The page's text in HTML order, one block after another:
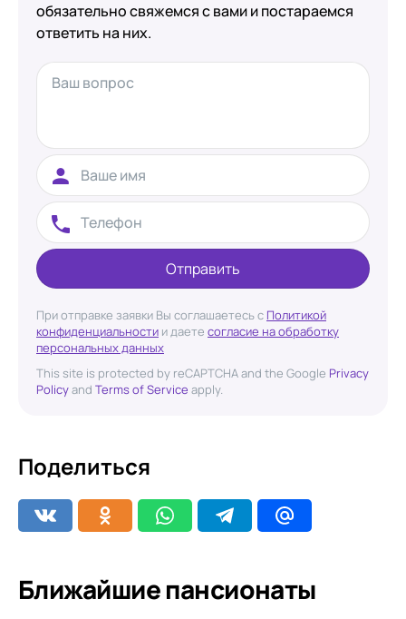
обязательно свяжемся с вами и постараемся
ответить на них.
Отправить
При отправке заявки Вы соглашаетесь с Политикой
конфиденциальности и даете согласие на обработку
персональных данных
This site is protected by reCAPTCHA and the Google Privacy
Policyand Terms of Service apply.
Поделиться
Ближайшие пансионаты